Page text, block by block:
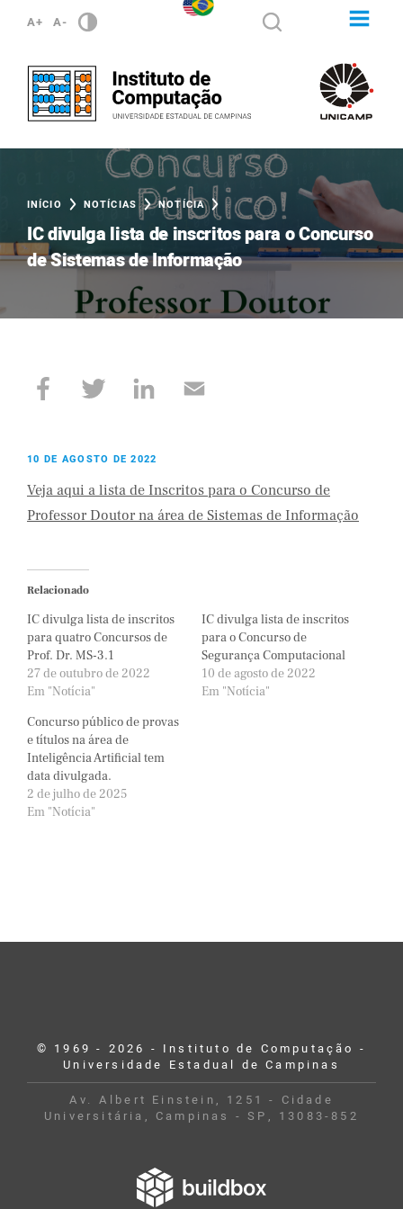
A+ A-
INÍCIO NOTÍCIAS NOTÍCIA
IC divulga lista de inscritos para o Concurso
de Sistemas de Informação
10 DE AGOSTO DE 2022
Veja aqui a lista de Inscritos para o Concurso de
Professor Doutor na área de Sistemas de Informação
Relacionado
IC divulga lista de inscritos
para quatro Concursos de
Prof. Dr. MS-3.1
27 de outubro de 2022
Em "Notícia"
IC divulga lista de inscritos
para o Concurso de
Segurança Computacional
10 de agosto de 2022
Em "Notícia"
Concurso público de provas
e títulos na área de
Inteligência Artificial tem
data divulgada.
2 de julho de 2025
Em "Notícia"
© 1969 - 2026 - Instituto de Computação -
Universidade Estadual de Campinas
Av. Albert Einstein, 1251 - Cidade
Universitária, Campinas - SP, 13083-852